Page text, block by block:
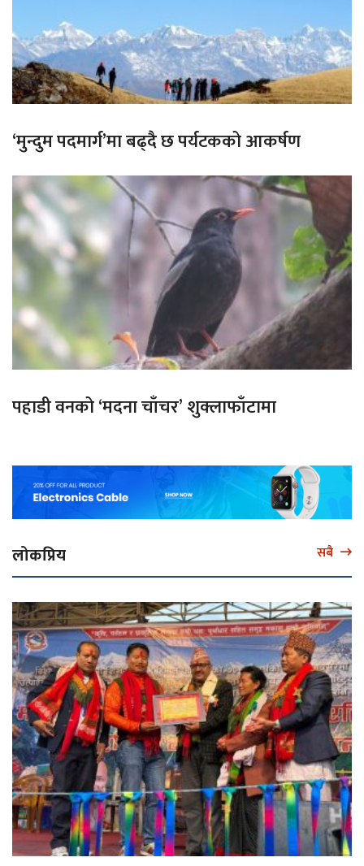
‘मुन्दुम पदमार्ग’मा बढ्दै छ पर्यटकको आकर्षण
पहाडी वनको ‘मदना चाँचर’ शुक्लाफाँटामा
लोकप्रिय सबै